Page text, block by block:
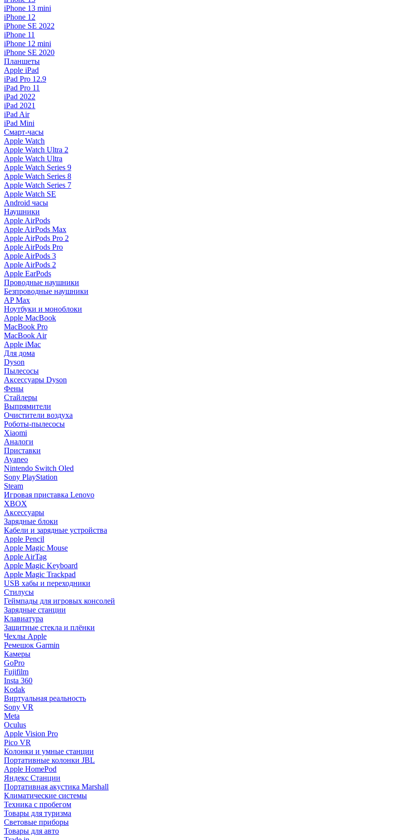
iPhone 13 mini
iPhone 12
iPhone SE 2022
iPhone 11
iPhone 12 mini
iPhone SE 2020
Планшеты
Apple iPad
iPad Pro 12.9
iPad Pro 11
iPad 2022
iPad 2021
iPad Air
iPad Mini
Смарт-часы
Apple Watch
Apple Watch Ultra 2
Apple Watch Ultra
Apple Watch Series 9
Apple Watch Series 8
Apple Watch Series 7
Apple Watch SE
Android часы
Наушники
Apple AirPods
Apple AirPods Max
Apple AirPods Pro 2
Apple AirPods Pro
Apple AirPods 3
Apple AirPods 2
Apple EarPods
Проводные наушники
Безпроводные наушники
AP Max
Ноутбуки и моноблоки
Apple MacBook
MacBook Pro
MacBook Air
Apple iMac
Для дома
Dyson
Пылесосы
Аксессуары Dyson
Фены
Стайлеры
Выпрямители
Очистители воздуха
Роботы-пылесосы
Xiaomi
Аналоги
Приставки
Ayaneo
Nintendo Switch Oled
Sony PlayStation
Steam
Игровая приставка Lenovo
XBOX
Аксессуары
Зарядные блоки
Кабели и зарядные устройства
Apple Pencil
Apple Magic Mouse
Apple AirTag
Apple Magic Keyboard
Apple Magic Trackpad
USB хабы и переходники
Стилусы
Геймпады для игровых консолей
Зарядные станции
Клавиатура
Защитные стекла и плёнки
Чехлы Apple
Ремешок Garmin
Камеры
GoPro
Fujifilm
Insta 360
Kodak
Виртуальная реальность
Sony VR
Meta
Oculus
Apple Vision Pro
Pico VR
Колонки и умные станции
Портативные колонки JBL
Apple HomePod
Яндекс Станции
Портативная акустика Marshall
Климатические системы
Техника с пробегом
Товары для туризма
Световые приборы
Товары для авто